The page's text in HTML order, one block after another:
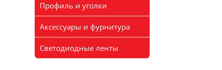
Профиль и уголки
Аксессуары и фурнитура
Светодиодные ленты